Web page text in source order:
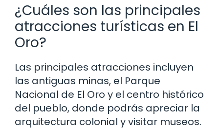
¿Cuáles son las principales
atracciones turísticas en El
Oro?
Las principales atracciones incluyen
las antiguas minas, el Parque
Nacional de El Oro y el centro histórico
del pueblo, donde podrás apreciar la
arquitectura colonial y visitar museos.